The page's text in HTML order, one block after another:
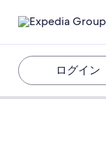
ログイン